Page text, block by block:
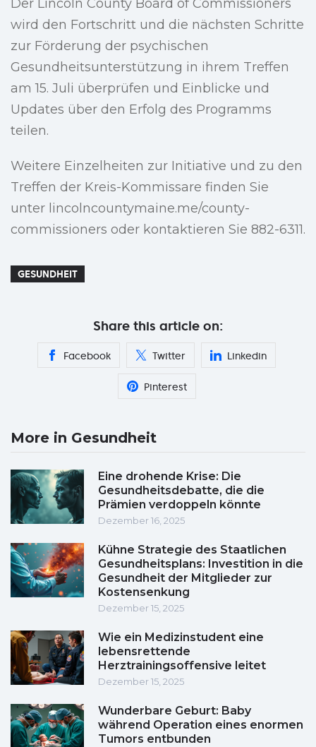
Der Lincoln County Board of Commissioners
wird den Fortschritt und die nächsten Schritte
zur Förderung der psychischen
Gesundheitsunterstützung in ihrem Treffen
am 15. Juli überprüfen und Einblicke und
Updates über den Erfolg des Programms
teilen.
Weitere Einzelheiten zur Initiative und zu den
Treffen der Kreis-Kommissare finden Sie
unter lincolncountymaine.me/county-
commissioners oder kontaktieren Sie 882-6311.
GESUNDHEIT
Share this article on:
Facebook Twitter Linkedin
Pinterest
More in Gesundheit
Eine drohende Krise: Die
Gesundheitsdebatte, die die
Prämien verdoppeln könnte
Dezember 16, 2025
Kühne Strategie des Staatlichen
Gesundheitsplans: Investition in die
Gesundheit der Mitglieder zur
Kostensenkung
Dezember 15, 2025
Wie ein Medizinstudent eine
lebensrettende
Herztrainingsoffensive leitet
Dezember 15, 2025
Wunderbare Geburt: Baby
während Operation eines enormen
Tumors entbunden